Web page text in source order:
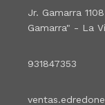
Jr. Gamarra
Gamarra" - La
931847353